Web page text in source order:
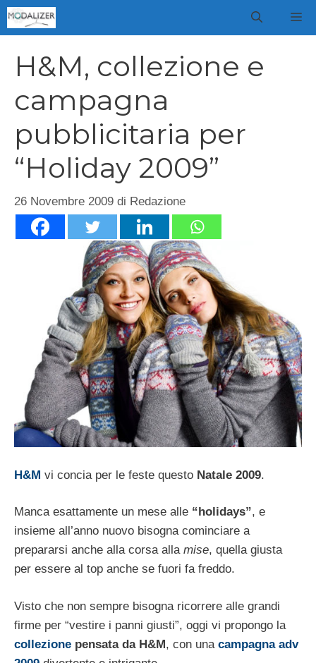
Vai
al
H&M, collezione e
campagna
pubblicitaria per
“Holiday 2009”
26 Novembre 2009 di Redazione
H&M vi concia per le feste questo Natale 2009.
Manca esattamente un mese alle “holidays”, e
insieme all’anno nuovo bisogna cominciare a
prepararsi anche alla corsa alla mise, quella giusta
per essere al top anche se fuori fa freddo.
Visto che non sempre bisogna ricorrere alle grandi
firme per “vestire i panni giusti”, oggi vi propongo la
collezione pensata da H&M, con una campagna adv